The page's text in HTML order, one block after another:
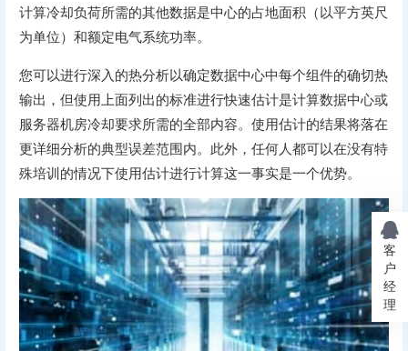
计算冷却负荷所需的其他数据是中心的占地面积（以平方英尺
为单位）和额定电气系统功率。
您可以进行深入的热分析以确定数据中心中每个组件的确切热
输出，但使用上面列出的标准进行快速估计是计算数据中心或
服务器机房冷却要求所需的全部内容。使用估计的结果将落在
更详细分析的典型误差范围内。此外，任何人都可以在没有特
殊培训的情况下使用估计进行计算这一事实是一个优势。
客
户
经
理